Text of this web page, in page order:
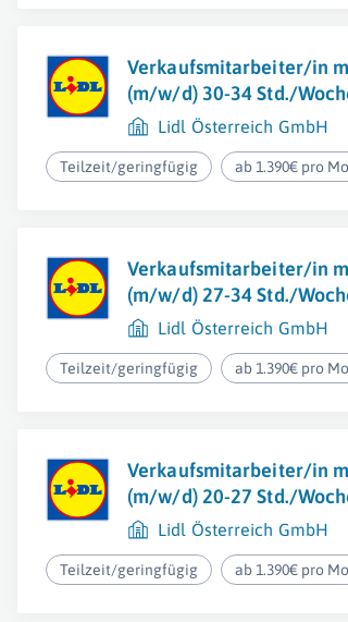
Verkaufsmitarbeiter/in
(m/w/d) 30-34 Std./
Lidl Österreich GmbH
Teilzeit/geringfügig ab 1.390€ pro
Verkaufsmitarbeiter/in
(m/w/d) 27-34 Std./
Lidl Österreich GmbH
Teilzeit/geringfügig ab 1.390€ pro
Verkaufsmitarbeiter/in
(m/w/d) 20-27 Std./
Lidl Österreich GmbH
Teilzeit/geringfügig ab 1.390€ pro